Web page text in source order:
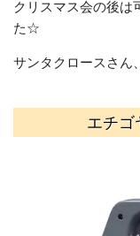
クリスマス会の後は
た☆
サンタクロースさ
エチゴ